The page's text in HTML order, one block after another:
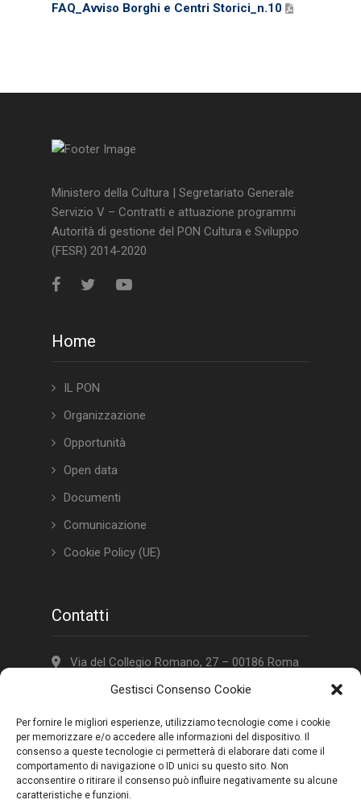
Gestisci Consenso Cookie
Per fornire le migliori esperienze, utilizziamo tecnologie come i cookie
per memorizzare e/o accedere alle informazioni del dispositivo. Il
consenso a queste tecnologie ci permetterà di elaborare dati come il
comportamento di navigazione o ID unici su questo sito. Non
acconsentire o ritirare il consenso può influire negativamente su alcune
caratteristiche e funzioni.
FAQ_Avviso Borghi e Centri Storici_n.10
Ministero della Cultura | Segretariato Generale
Servizio V – Contratti e attuazione programmi
Autorità di gestione del PON Cultura e Sviluppo
(FESR) 2014-2020
Home
IL PON
Organizzazione
Opportunità
Open data
Documenti
Comunicazione
Cookie Policy (UE)
Contatti
Via del Collegio Romano, 27 – 00186 Roma
(+39) 06 672 320 60
adg-culturasviluppo@cultura.gov.it
pec:mbac-sg.servizio5@pec.cultura.gov.it
CF 97803850581